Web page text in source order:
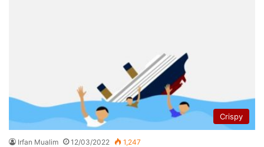
Crispy
Irfan Mualim 12/03/2022 1,247